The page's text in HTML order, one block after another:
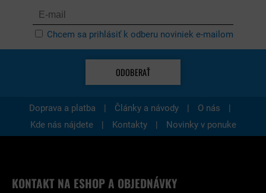
Chcem sa prihlásiť k odberu noviniek e-mailom
ODOBERAŤ
Doprava a platba | Články a návody | O nás
|
Kde nás nájdete
| Kontakty | Novinky v ponuke
KONTAKT NA ESHOP A OBJEDNÁVKY